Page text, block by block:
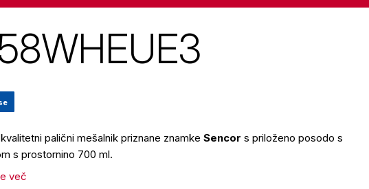
palični mešalnik priznane znamkeSencors priloženo posodo s
s prostornino 700 ml.
več